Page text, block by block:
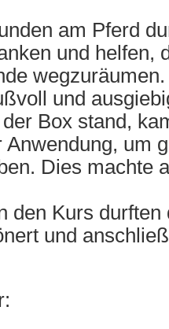
am Pferd
und helfen,
und
Box stand,
Anwendung, um
Dies machte
den Kurs durften
und